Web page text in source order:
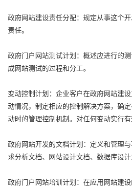
政府网站建设责任分配：规定从事这个
责任。
政府门户网站测试计划：概述应进行的
成网站测试的过程和分工。
变动控制计划：企业客户在政府网站建
动情况，制定相应的控制解决方案，确
动时的管理控制机制。对任何变动实行有
政府网站开发的文档计划：定义和管理
求分析文档、网站设计文档、数据库设计
政府门户网站培训计划：在应用网站建